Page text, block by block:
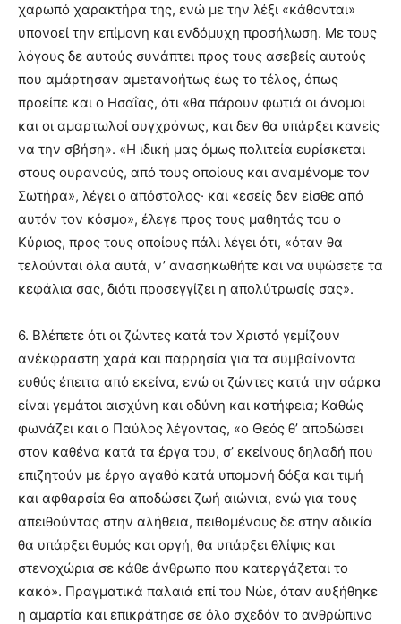
χαρωπό χαρακτήρα της, ενώ με την λέξι «κάθονται»
υπονοεί την επίμονη και ενδόμυχη προσήλωση. Με τους
λόγους δε αυτούς συνάπτει προς τους ασεβείς αυτούς
που αμάρτησαν αμετανοήτως έως το τέλος, όπως
προείπε και ο Ησαΐας, ότι «θα πάρουν φωτιά οι άνομοι
και οι αμαρτωλοί συγχρόνως, και δεν θα υπάρξει κανείς
να την σβήση». «Η ιδική μας όμως πολιτεία ευρίσκεται
στους ουρανούς, από τους οποίους και αναμένομε τον
Σωτήρα», λέγει ο απόστολος· και «εσείς δεν είσθε από
αυτόν τον κόσμο», έλεγε προς τους μαθητάς του ο
Κύριος, προς τους οποίους πάλι λέγει ότι, «όταν θα
τελούνται όλα αυτά, ν’ ανασηκωθήτε και να υψώσετε τα
κεφάλια σας, διότι προσεγγίζει η απολύτρωσίς σας».
6. Βλέπετε ότι οι ζώντες κατά τον Χριστό γεμίζουν
ανέκφραστη χαρά και παρρησία για τα συμβαίνοντα
ευθύς έπειτα από εκείνα, ενώ οι ζώντες κατά την σάρκα
είναι γεμάτοι αισχύνη και οδύνη και κατήφεια; Καθώς
φωνάζει και ο Παύλος λέγοντας, «ο Θεός θ’ αποδώσει
στον καθένα κατά τα έργα του, σ’ εκείνους δηλαδή που
επιζητούν με έργο αγαθό κατά υπομονή δόξα και τιμή
και αφθαρσία θα αποδώσει ζωή αιώνια, ενώ για τους
απειθούντας στην αλήθεια, πειθομένους δε στην αδικία
θα υπάρξει θυμός και οργή, θα υπάρξει θλίψις και
στενοχώρια σε κάθε άνθρωπο που κατεργάζεται το
κακό». Πραγματικά παλαιά επί του Νώε, όταν αυξήθηκε
η αμαρτία και επικράτησε σε όλο σχεδόν το ανθρώπινο